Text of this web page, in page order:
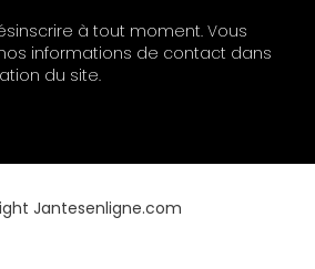
à tout moment. Vous
informations de contact dans
du site.
Jantesenligne.com